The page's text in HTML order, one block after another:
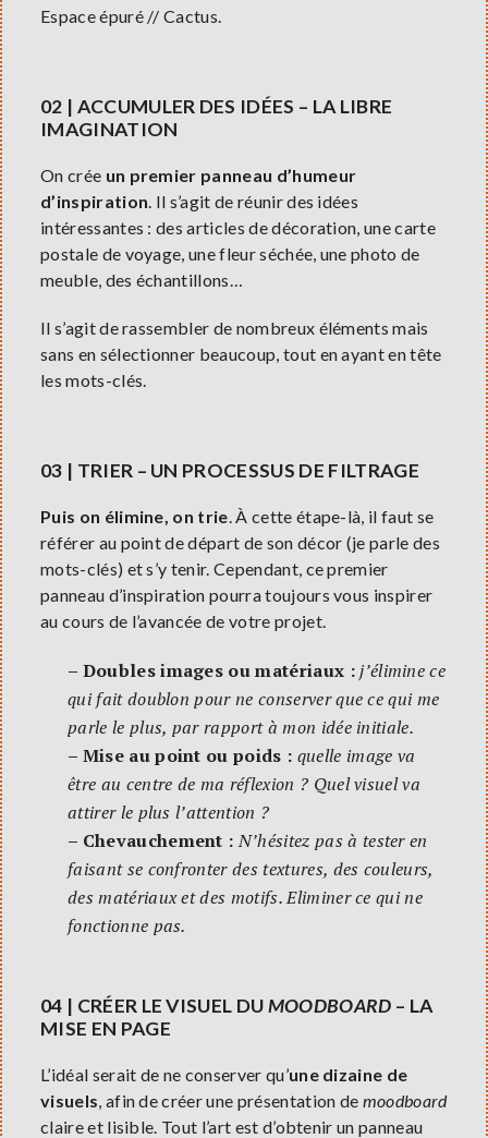
Espace épuré // Cactus.
02 | ACCUMULER DES IDÉES – LA LIBRE
IMAGINATION
On crée un premier panneau d’humeur
d’inspiration . Il s’agit de réunir des idées
intéressantes : des articles de décoration, une carte
postale de voyage, une fleur séchée, une photo de
meuble, des échantillons…
Il s’agit de rassembler de nombreux éléments mais
sans en sélectionner beaucoup, tout en ayant en tête
les mots-clés.
03 | TRIER – UN PROCESSUS DE FILTRAGE
Puis on élimine, on trie . À cette étape-là, il faut se
référer au point de départ de son décor (je parle des
mots-clés) et s’y tenir. Cependant, ce premier
panneau d’inspiration pourra toujours vous inspirer
au cours de l’avancée de votre projet.
– Doubles images ou matériaux :j’élimine ce
qui fait doublon pour ne conserver que ce qui me
parle le plus, par rapport à mon idée initiale.
– Mise au point ou poids : quelle image va
être au centre de ma réflexion ? Quel visuel va
attirer le plus l’attention ?
– Chevauchement :N’hésitez pas à tester en
faisant se confronter des textures, des couleurs,
des matériaux et des motifs. Eliminer ce qui ne
fonctionne pas.
04 | CRÉER LE VISUEL DUMOODBOARD – LA
MISE EN PAGE
L’idéal serait de ne conserver qu’une dizaine de
visuels , afin de créer une présentation de moodboard
claire et lisible. Tout l’art est d’obtenir un panneau